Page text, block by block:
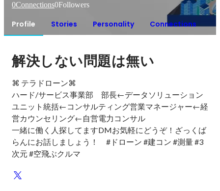
長
0Connections0Followers
Profile Stories Personality Connections
解決しない問題は無い
⌘ テラドローン⌘
ハード/サービス事業部　部長←データソリューション
ユニット統括←コンサルティング営業マネージャー←経
営カウンセリング←自営電力コンサル
一緒に働く人探してますDMお気軽にどうぞ！ざっくば
らんにお話しましょう！　#ドローン #建コン #測量 #3
次元 #空飛ぶクルマ